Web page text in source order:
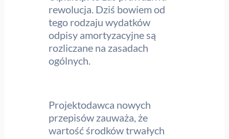
rewolucja. Dziś bowiem od
tego rodzaju wydatków
odpisy amortyzacyjne są
rozliczane na zasadach
ogólnych.
Projektodawca nowych
przepisów zauważa, że
wartość środków trwałych